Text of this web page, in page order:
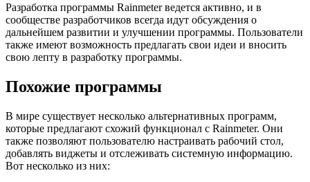
Разработка программы Rainmeter ведется активно, и в
сообществе разработчиков всегда идут обсуждения о
дальнейшем развитии и улучшении программы. Пользователи
также имеют возможность предлагать свои идеи и вносить
свою лепту в разработку программы.
Похожие программы
В мире существует несколько альтернативных программ,
которые предлагают схожий функционал с Rainmeter. Они
также позволяют пользователю настраивать рабочий стол,
добавлять виджеты и отслеживать системную информацию.
Вот несколько из них: